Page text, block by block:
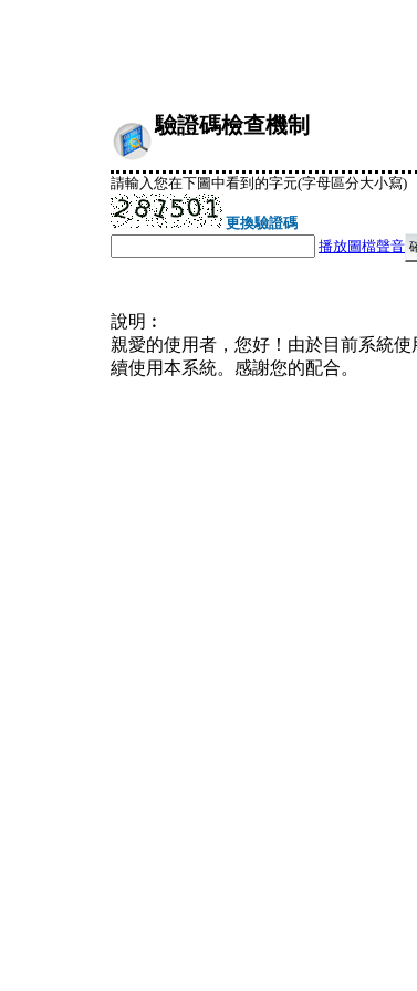
驗證碼檢查機制
請輸入您在下圖中看到的字元(字母區分大小寫)
更換驗證碼
播放圖檔聲音
說明︰
親愛的使用者，您好！由於目前系統
續使用本系統。感謝您的配合。